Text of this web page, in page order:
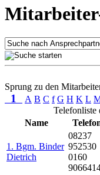
Sprung zu den
1 A B C f G H K L
Telefonliste
Name
1. Bgm. Binder
Dietrich
08237
952530
0160